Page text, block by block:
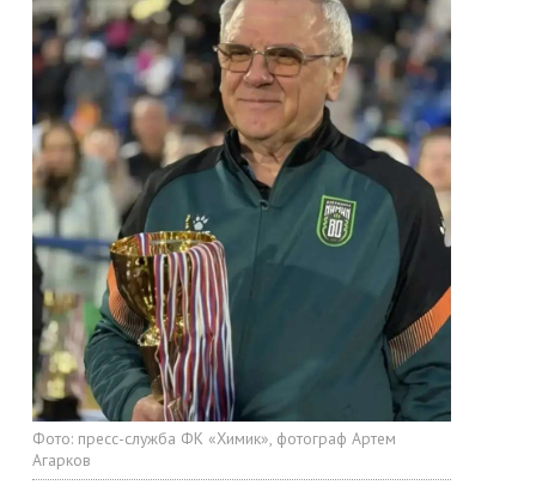
Фото: пресс-служба ФК «Химик», фотограф Артем
Агарков